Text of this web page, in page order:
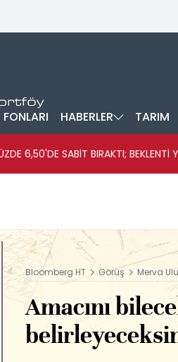
HABERLER TARIM
6,50'DE SABİT BIRAKTI; BEKLENTİ
Bloomberg HT Görüş Merva
Amacını